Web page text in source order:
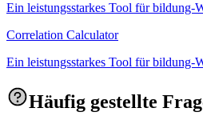
Ein leistungsstarkes Tool für bildung-
Correlation Calculator
Ein leistungsstarkes Tool für bildung-
Häufig gestellte